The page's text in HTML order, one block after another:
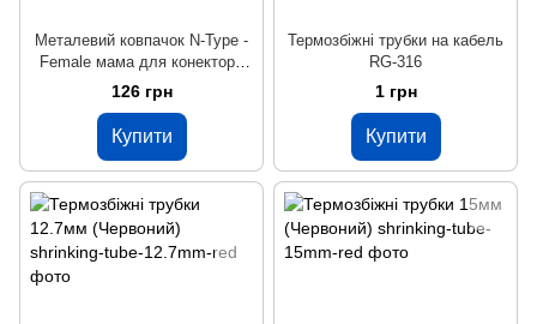
Металевий ковпачок N-Type -
Female мама для конектора
N-Type - Male тато
126 грн
Купити
Термозбіжні трубки на кабель
RG-316
1 грн
Купити